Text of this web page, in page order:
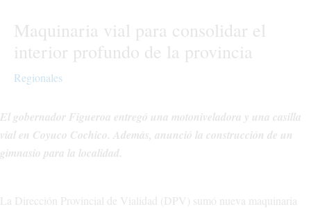
Maquinaria vial para consolidar el
interior profundo de la provincia
Regionales
El gobernador Figueroa entregó una motoniveladora y una casilla
vial en Coyuco Cochico. Además, anunció la construcción de un
gimnasio para la localidad.
La Dirección Provincial de Vialidad (DPV) sumó nueva maquinaria